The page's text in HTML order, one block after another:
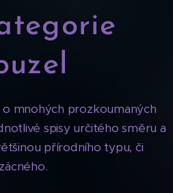
o mnohých prozkoumaných
spisy určitého směru a
přírodního typu, či